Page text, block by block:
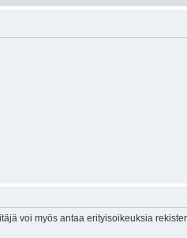
voi myös antaa erityisoikeuksia